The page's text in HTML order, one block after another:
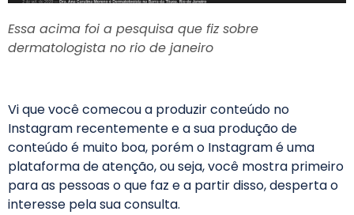
Essa acima foi a pesquisa que fiz sobre
dermatologista no rio de janeiro
Vi que você comecou a produzir conteúdo no
Instagram recentemente e a sua produção de
conteúdo é muito boa, porém o Instagram é uma
plataforma de atenção, ou seja, você mostra primeiro
para as pessoas o que faz e a partir disso, desperta o
interesse pela sua consulta.